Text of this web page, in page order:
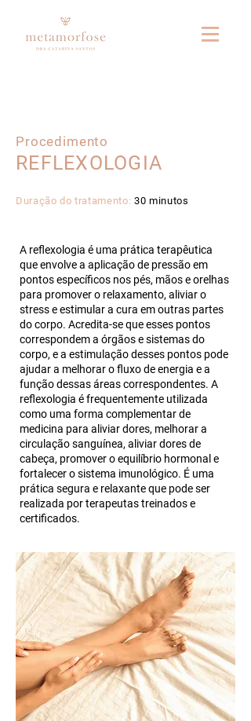
Procedimento
REFLEXOLOGIA
Duração do tratamento: 30 minutos
A reflexologia é uma prática terapêutica
que envolve a aplicação de pressão em
pontos específicos nos pés, mãos e orelhas
para promover o relaxamento, aliviar o
stress e estimular a cura em outras partes
do corpo. Acredita-se que esses pontos
correspondem a órgãos e sistemas do
corpo, e a estimulação desses pontos pode
ajudar a melhorar o fluxo de energia e a
função dessas áreas correspondentes. A
reflexologia é frequentemente utilizada
como uma forma complementar de
medicina para aliviar dores, melhorar a
circulação sanguínea, aliviar dores de
cabeça, promover o equilíbrio hormonal e
fortalecer o sistema imunológico. É uma
prática segura e relaxante que pode ser
realizada por terapeutas treinados e
certificados.